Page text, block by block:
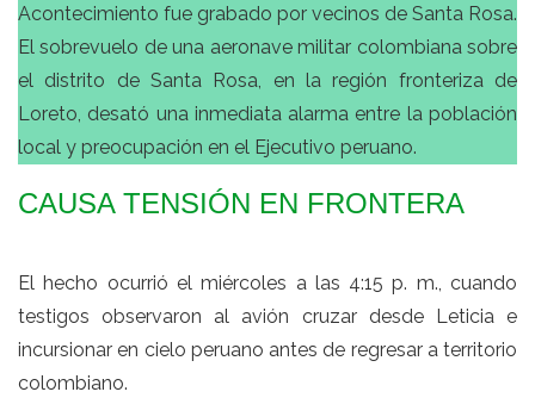
Acontecimiento fue grabado por vecinos de Santa Rosa.
El sobrevuelo de una aeronave militar colombiana sobre
el distrito de Santa Rosa, en la región fronteriza de
Loreto, desató una inmediata alarma entre la población
local y preocupación en el Ejecutivo peruano.
CAUSA TENSIÓN EN FRONTERA
El hecho ocurrió el miércoles a las 4:15 p. m., cuando
testigos observaron al avión cruzar desde Leticia e
incursionar en cielo peruano antes de regresar a territorio
colombiano.